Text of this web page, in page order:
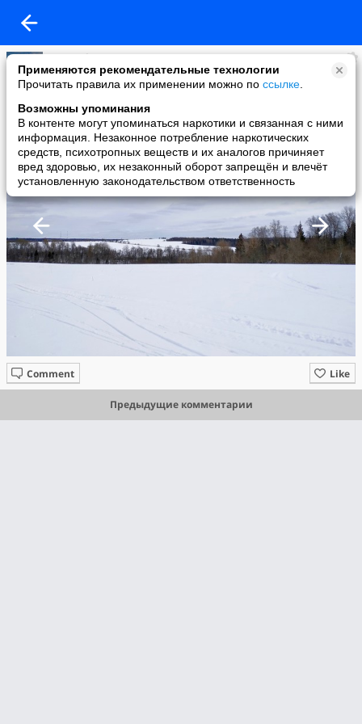
Применяются рекомендательные технологии
Прочитать правила их применении можно по ссылке
Возможны упоминания
В контенте могут упоминаться наркотики и связанная с ними
информация. Незаконное потребление наркотических
средств, психотропных веществ и их аналогов причиняет
вред здоровью, их незаконный оборот запрещён и влечёт
установленную законодательством ответственность
420steel
added a photo
16 Mar в 22:06
Like
Comment
Предыдущие комментарии